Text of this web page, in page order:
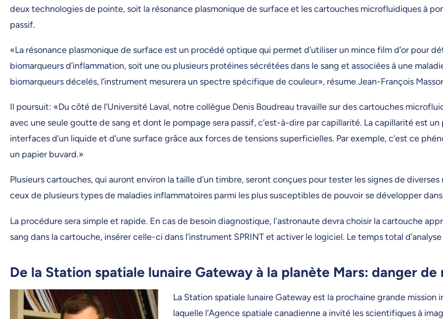
deux technologies de pointe, soit la résonance plasmonique de surface et les cartouches microfluidiques à
passif.
«La résonance plasmonique de surface est un procédé optique qui permet d’utiliser un mince film d’or pour
biomarqueurs d’inflammation, soit une ou plusieurs protéines sécrétées dans le sang et associées à une
biomarqueurs décelés, l’instrument mesurera un spectre spécifique de couleur», résume Jean-François
Il poursuit: «Du côté de l’Université Laval, notre collègue Denis Boudreau travaille sur des cartouches
avec une seule goutte de sang et dont le pompage sera passif, c’est-à-dire par capillarité. La capillarité est
interfaces d’un liquide et d’une surface grâce aux forces de tensions superficielles. Par exemple, c’est ce
un papier buvard.»
Plusieurs cartouches, qui auront environ la taille d’un timbre, seront conçues pour tester les signes de
ceux de plusieurs types de maladies inflammatoires parmi les plus susceptibles de pouvoir se développer
La procédure sera simple et rapide. En cas de besoin diagnostique, l'astronaute devra choisir la cartouche
sang dans la cartouche, insérer celle-ci dans l’instrument SPRINT et activer le logiciel. Le temps total
De la Station spatiale lunaire Gateway à la planète Mars: danger
La Station spatiale lunaire Gateway est la prochaine grande
laquelle l’Agence spatiale canadienne a invité les scientifiques à